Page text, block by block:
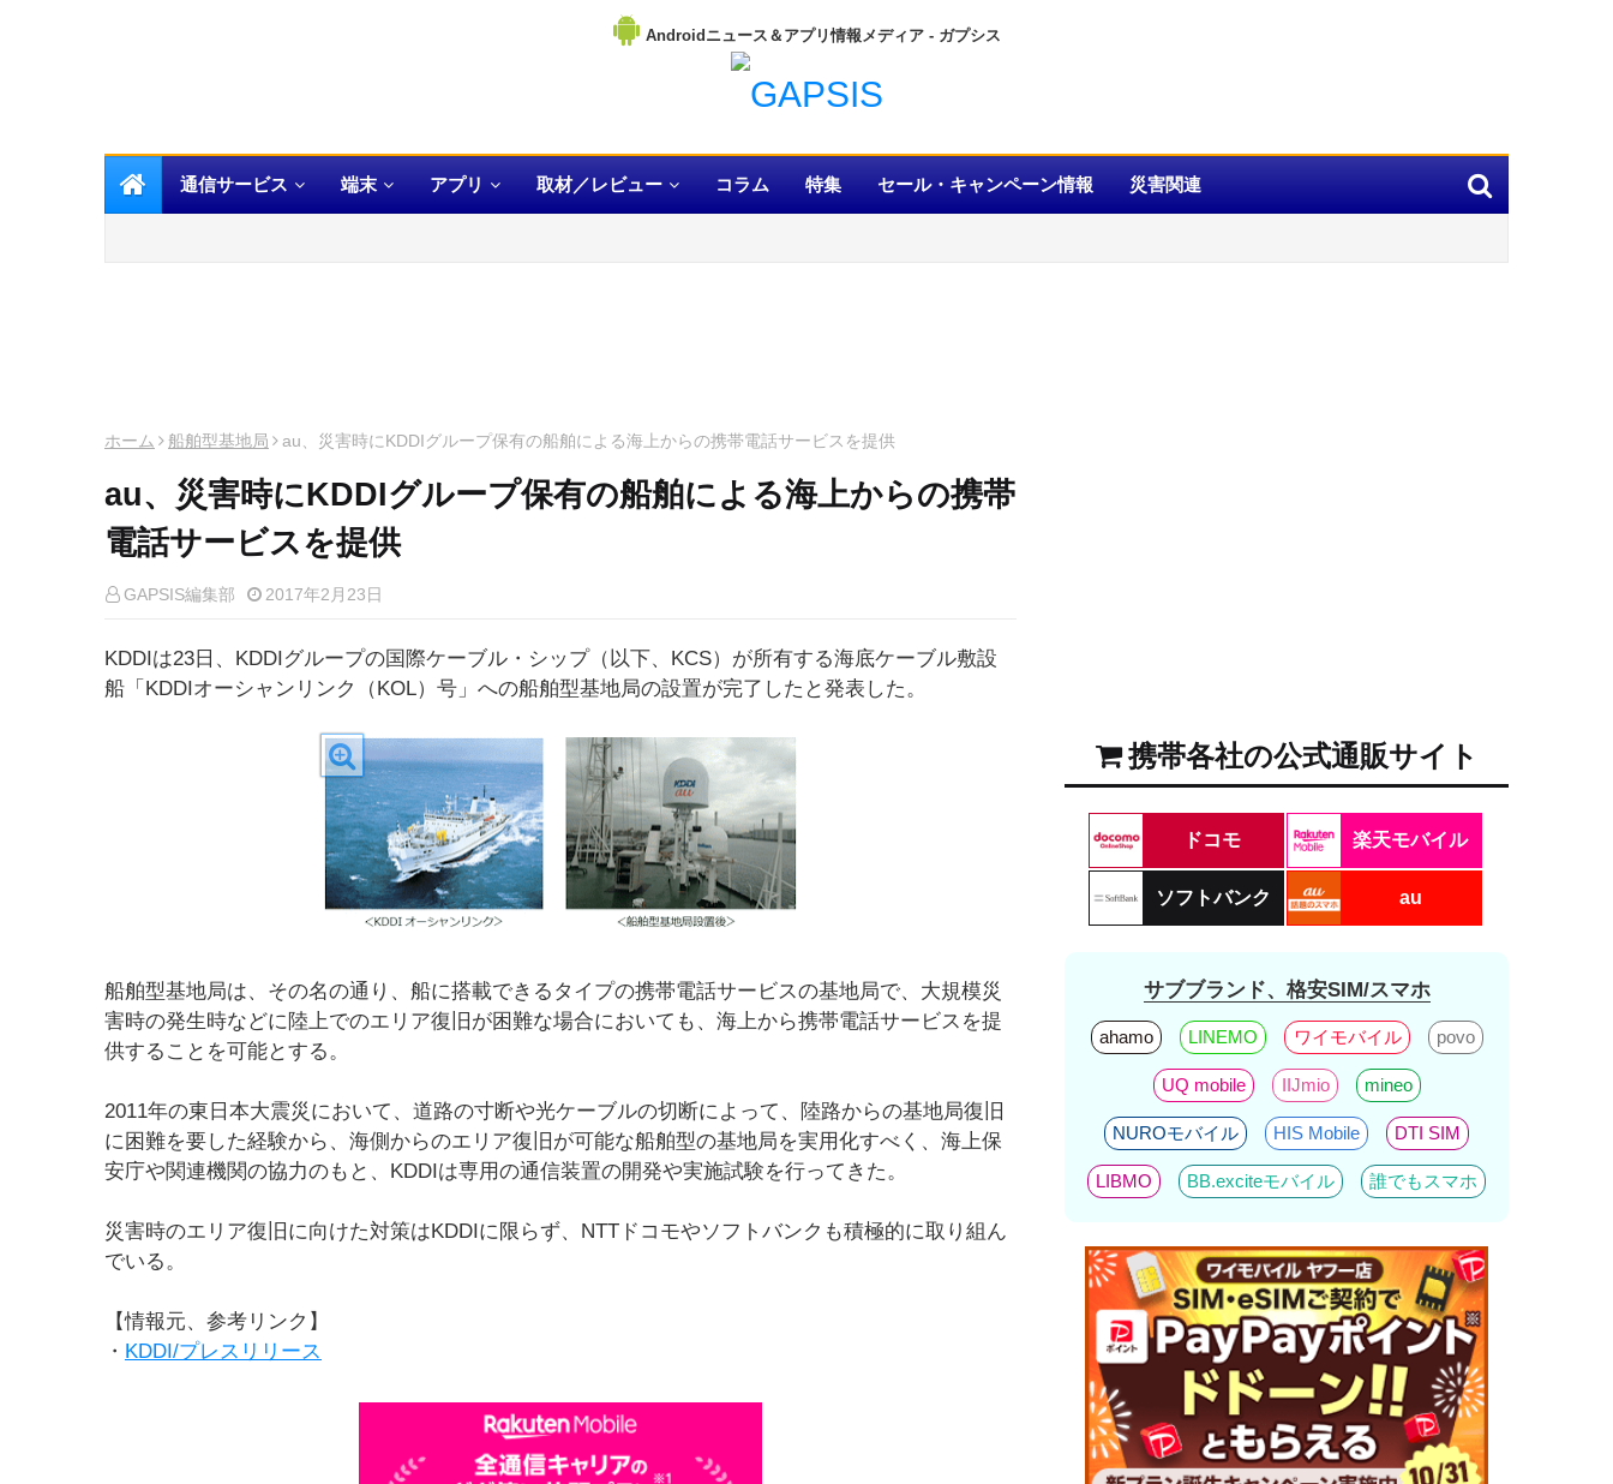
Androidニュース＆アプリ情報メディア
通信サービス 端末 アプリ 取材／レビュー コラム 特集 セール・キャンペーン情報 災害関連
ホーム 船舶型基地局 au、災害時にKDDIグループ保有の船舶による海上からの携帯電話サービスを提供
au、災害時にKDDIグループ保有の船舶による海上からの携帯
電話サービスを提供
GAPSIS編集部 2017年2月23日
KDDIは23日、KDDIグループの国際ケーブル・シップ（以下、KCS）が所有する海底ケーブル敷設
船「KDDIオーシャンリンク（KOL）号」への船舶型基地局の設置が完了したと発表した。
船舶型基地局は、その名の通り、船に搭載できるタイプの携帯電話サービスの基地局で、大規模災
害時の発生時などに陸上でのエリア復旧が困難な場合においても、海上から携帯電話サービスを提
供することを可能とする。
2011年の東日本大震災において、道路の寸断や光ケーブルの切断によって、陸路からの基地局復旧
に困難を要した経験から、海側からのエリア復旧が可能な船舶型の基地局を実用化すべく、海上保
安庁や関連機関の協力のもと、KDDIは専用の通信装置の開発や実施試験を行ってきた。
災害時のエリア復旧に向けた対策はKDDIに限らず、NTTドコモやソフトバンクも積極的に取り組ん
でいる。
【情報元、参考リンク】
・ KDDI/プレスリリース
携帯各社の公式通販サイト
ドコモ 楽天モバイル
ソフトバンク au
サブブランド、格安SIM/スマホ
ahamo LINEMO ワイモバイル povo
UQ mobile IIJmio mineo
NUROモバイル HIS Mobile DTI SIM
LIBMO BB.exciteモバイル 誰でもスマホ